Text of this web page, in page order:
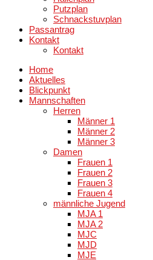
Putzplan
Schnackstuvplan
Passantrag
Kontakt
Kontakt
Home
Aktuelles
Blickpunkt
Mannschaften
Herren
Männer 1
Männer 2
Männer 3
Damen
Frauen 1
Frauen 2
Frauen 3
Frauen 4
männliche Jugend
MJA 1
MJA 2
MJC
MJD
MJE